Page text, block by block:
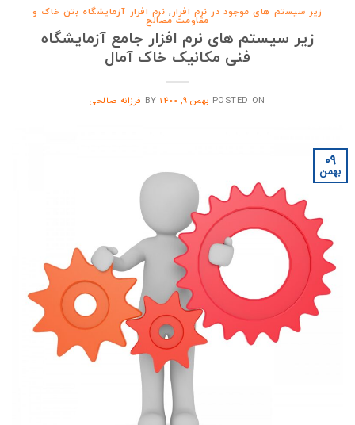
زیر سیستم های موجود در نرم افزار , نرم افزار آزمایشگاه بتن خاک و
مقاومت مصالح
زیر سیستم های نرم افزار جامع آزمایشگاه
فنی مکانیک خاک آمال
POSTED ON بهمن 9, 1400 BY فرزانه صالحی
۰۹
بهمن